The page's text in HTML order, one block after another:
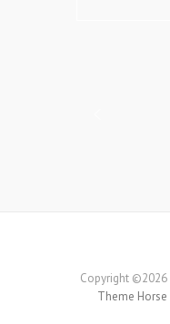
Copyright ©2026
Theme Horse